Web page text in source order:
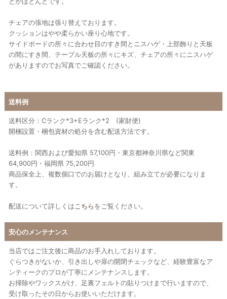
チェアの張地は張り替えております。
クッションはやや柔らかい座り心地です。
サイドボードの所々に合わせ目のすき間とニスハゲ・上部飾りと天板
の間にすき間、テーブル天板の所々にキズ、チェアの所々にニスハゲ
がありますのでお写真でご確認ください。
送料例
送料区分：Cランク*3+Eランク*2 (家財便)
開梱設置・梱包資材の処分を含む配送方法です。
送料例：関西および愛知県 57,100円・東京都神奈川県など関東
64,900円・福岡県 75,200円
商品保全上、複数個口でのお届けとなり、組み立てが必要になりま
す。
配送について詳しくは こちらをご覧ください。
安心のメンテナンス
当店ではご注文後に商品のお手入れしております。
ぐらつきがないか、引き出しや扉の開閉チェックなど、経験豊富なア
ンティークのプロが丁寧にメンテナンスします。
お掃除やワックスがけ、足裏フェルトの貼りつけまで行いますので、
受け取ったその日からお使いいただけます。